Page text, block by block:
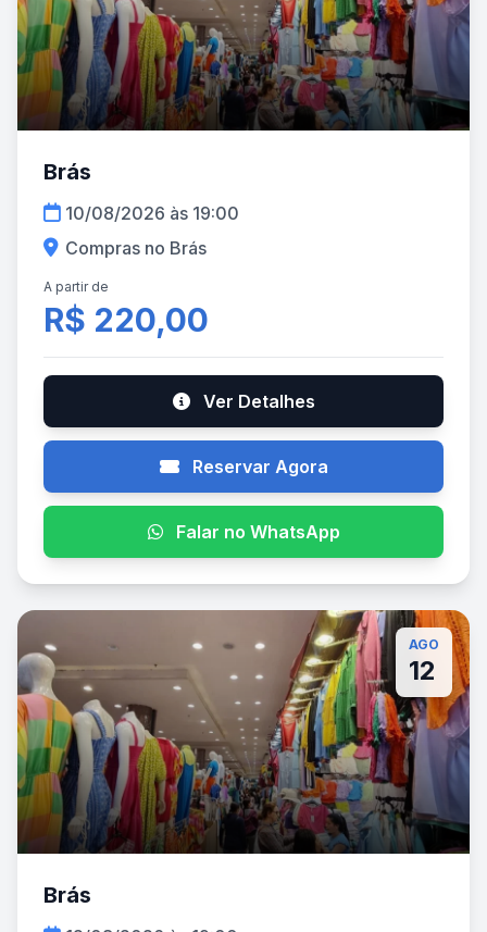
Brás
10/08/2026 às 19:00
Compras no Brás
A partir de
R$ 220,00
Ver Detalhes
Reservar Agora
Falar no WhatsApp
AGO
12
Brás